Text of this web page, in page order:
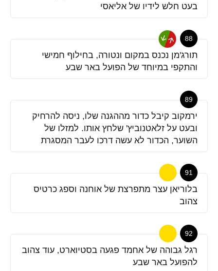
בעט חלש לידיו של אליאסי
88
תורג'מן נכנס במקום ונטורה, בחילוף חמישי
והתקפי במיוחד של הפועל באר שבע
89
ירמקוב קיבל כדור מההגנה שלו, ניסה להרחיק
ובעט על זלאטנוביץ' שלחץ אותו. למזלו של
השוער, הכדור לא עשה דרכו לעבר המסגרת
91
בלוריאן עצר מתפרצת של אוחנה וספג כרטיס
צהוב
92
רגל גבוהה של אחמד פגעה בסטיוארט, עוד צהוב
להפועל באר שבע